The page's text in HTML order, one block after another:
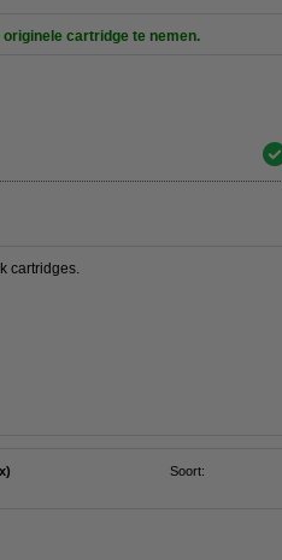
cartridge te nemen.
cartridges.
Soort: